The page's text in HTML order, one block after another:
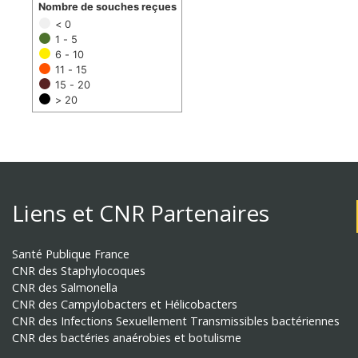
< 0
1 - 5
6 - 10
11 - 15
15 - 20
> 20
Nombre de souches reçues
Liens et CNR Partenaires
Santé Publique France
CNR des Staphylocoques
CNR des Salmonella
CNR des Campylobacters et Hélicobacters
CNR des Infections Sexuellement Transmissibles bactériennes
CNR des bactéries anaérobies et botulisme